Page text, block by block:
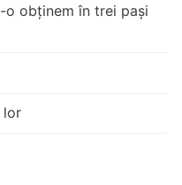
o obținem în trei pași
lor